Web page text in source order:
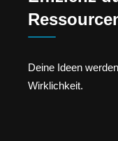
Deine Ideen
Wirklichkeit.